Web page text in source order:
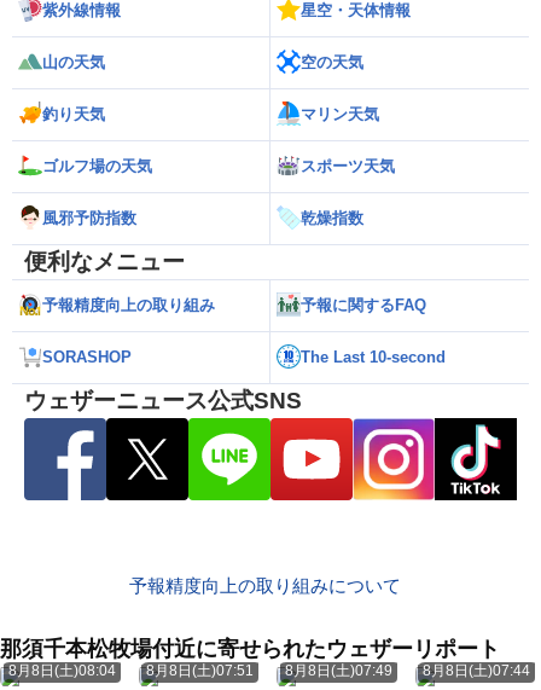
紫外線情報 星空・天体情報
山の天気 空の天気
釣り天気 マリン天気
ゴルフ場の天気 スポーツ天気
風邪予防指数 乾燥指数
便利なメニュー
予報精度向上の取り組み 予報に関するFAQ
SORASHOP The Last 10-second
ウェザーニュース公式SNS
予報精度向上の取り組みについて
那須千本松牧場付近に寄せられたウェザーリポート
8月8日(土)08:04 8月8日(土)07:51 8月8日(土)07:49 8月8日(土)07:44